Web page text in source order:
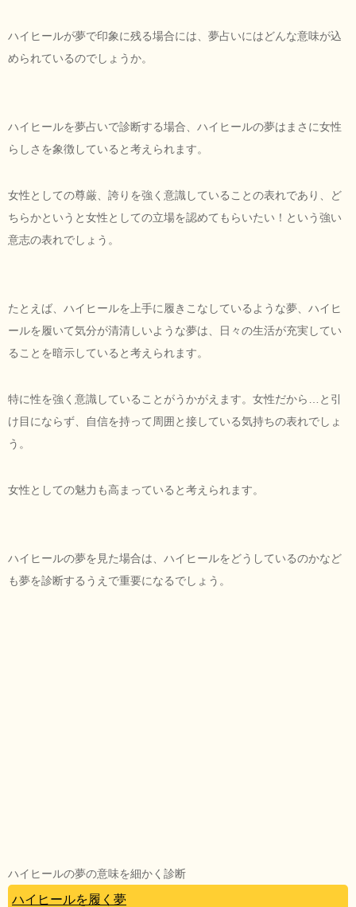
ハイヒールが夢で印象に残る場合には、夢占いにはどんな意味が込
められているのでしょうか。
ハイヒールを夢占いで診断する場合、ハイヒールの夢はまさに女性
らしさを象徴していると考えられます。
女性としての尊厳、誇りを強く意識していることの表れであり、ど
ちらかというと女性としての立場を認めてもらいたい！という強い
意志の表れでしょう。
たとえば、ハイヒールを上手に履きこなしているような夢、ハイヒ
ールを履いて気分が清清しいような夢は、日々の生活が充実してい
ることを暗示していると考えられます。
特に性を強く意識していることがうかがえます。女性だから…と引
け目にならず、自信を持って周囲と接している気持ちの表れでしょ
う。
女性としての魅力も高まっていると考えられます。
ハイヒールの夢を見た場合は、ハイヒールをどうしているのかなど
も夢を診断するうえで重要になるでしょう。
ハイヒールの夢の意味を細かく診断
ハイヒールを履く夢